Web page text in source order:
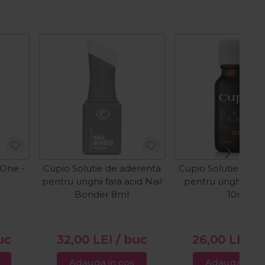
-
Cupio Solutie de aderenta
pentru unghii fara acid Nail
Bonder 8ml
32,00 LEI / buc
Adauga in cos
Cupio Solutie de
pentru unghii
10ml
26,00 LEI
Adauga in